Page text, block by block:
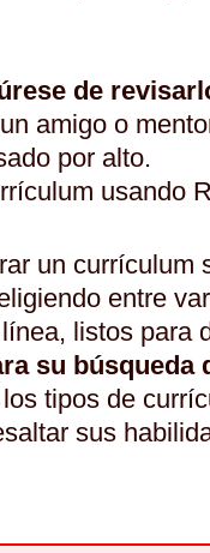
de
amigo o
por alto.
usando
un
entre
listos para
su búsqueda
tipos de
sus